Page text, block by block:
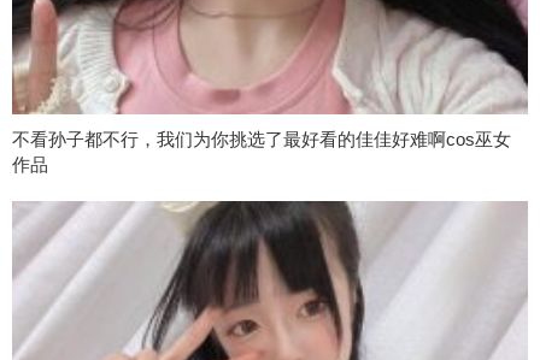
不看孙子都不行，我们为你挑选了最好看的佳佳好难啊cos巫女
作品